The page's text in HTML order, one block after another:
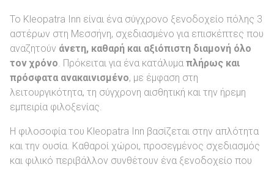
Το Kleopatra Inn είναι ένα σύγχρονο ξενοδοχείο πόλης 3
αστέρων στη Μεσσήνη, σχεδιασμένο για επισκέπτες που
αναζητούν άνετη, καθαρή και αξιόπιστη διαμονή όλο
τον χρόνο. Πρόκειται για ένα κατάλυμα πλήρως και
πρόσφατα ανακαινισμένο, με έμφαση στη
λειτουργικότητα, τη σύγχρονη αισθητική και την ήρεμη
εμπειρία φιλοξενίας.
Η φιλοσοφία του Kleopatra Inn βασίζεται στην απλότητα
και την ουσία. Καθαροί χώροι, προσεγμένος σχεδιασμός
και φιλικό περιβάλλον συνθέτουν ένα ξενοδοχείο που